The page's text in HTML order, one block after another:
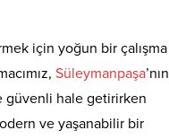
için yoğun bir çalışma
Süleymanpaşa’nın
güvenli hale getirirken
ve yaşanabilir bir